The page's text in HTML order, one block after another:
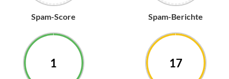
Spam-Score Spam-Berichte
1 17